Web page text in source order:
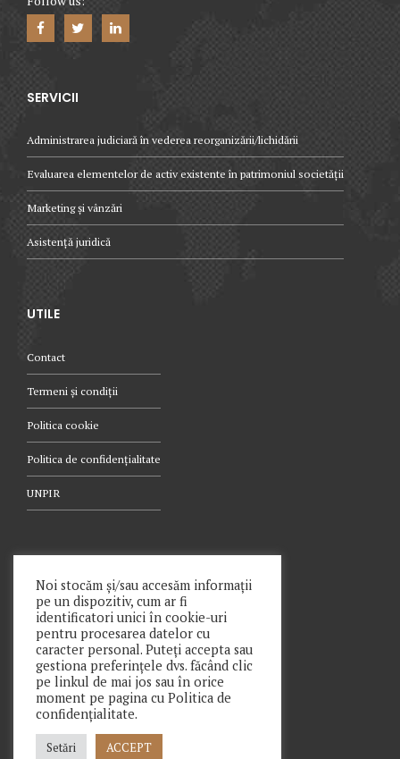
SERVICII
Administrarea judiciară în vederea reorganizării/lichidării
Evaluarea elementelor de activ existente în patrimoniul societății
Marketing și vânzări
Asistență juridică
UTILE
Contact
Termeni și condiții
Politica cookie
Politica de confidențialitate
UNPIR
021.340.0442
Copyright © Prime Insolv Practice SPRL 2021
Noi stocăm și/sau accesăm informații
pe un dispozitiv, cum ar fi
identificatori unici în cookie-uri
pentru procesarea datelor cu
caracter personal. Puteți accepta sau
gestiona preferințele dvs. făcând clic
pe linkul de mai jos sau în orice
moment pe pagina cu Politica de
confidențialitate.
Setări ACCEPT